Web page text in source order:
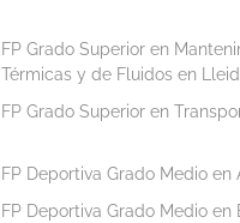
FP Grado Superior en
Térmicas y de Fluidos en
FP Grado Superior en
FP Deportiva Grado Medio
FP Deportiva Grado Medio en